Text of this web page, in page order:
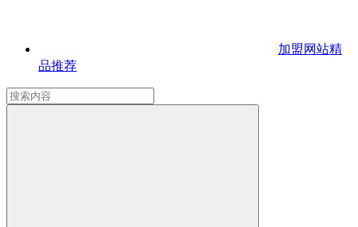
加盟网站精
品推荐